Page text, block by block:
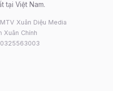
tại Việt Nam.
Xuân Diệu Media
Xuân Chính
0325563003